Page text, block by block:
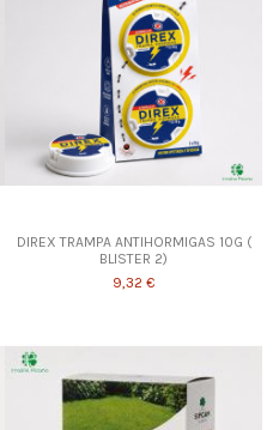
DIREX TRAMPA ANTIHORMIGAS 10G (
BLISTER 2)
9,32 €